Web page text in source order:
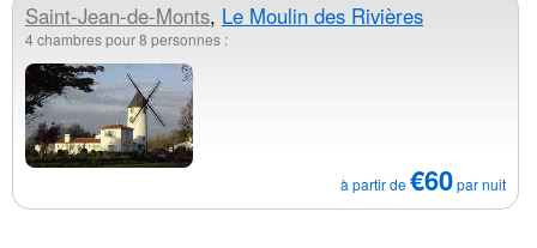
Saint-Jean-de-Monts, Le Moulin des Rivières
4 chambres pour 8 personnes :
à partir de€60par nuit